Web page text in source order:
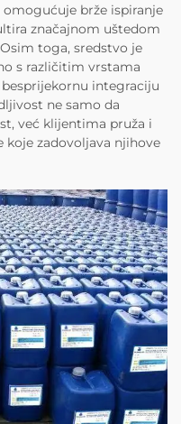
brže ispiranje
značajnom uštedom
toga, sredstvo je
s različitim vrstama
integraciju
ne samo da
već klijentima pruža i
koje zadovoljava njihove